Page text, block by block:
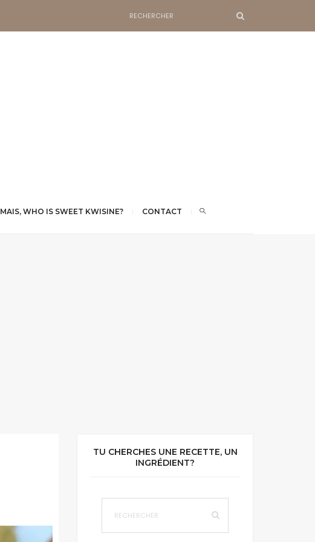
MAIS, WHO IS SWEET KWISINE? CONTACT
TU CHERCHES UNE RECETTE, UN
INGRÉDIENT?